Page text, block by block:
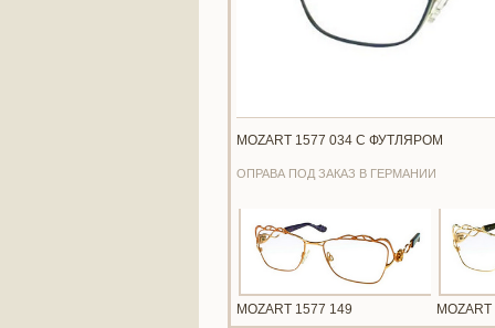
MOZART 1577 034 С ФУТЛЯРОМ
ОПРАВА ПОД ЗАКАЗ В ГЕРМАНИИ
MOZART 1577 149